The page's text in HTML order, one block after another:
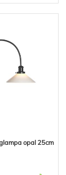
opal 25cm